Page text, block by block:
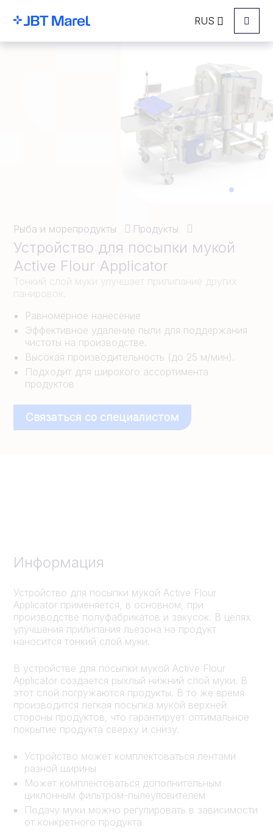
RUS Menu
Рыба и морепродукты Продукты
Устройство для посыпки мукой
Active Flour Applicator
Тонкий слой муки улучшает прилипание других
панировок.
Равномерное нанесение
Эффективное удаление пыли для поддержания
чистоты на производстве.
Высокая производительность (до 25 м/мин).
Подходит для широкого ассортимента
продуктов
Связаться со специалистом
Информация
Устройство для посыпки мукой Active Flour
Applicator применяется, в основном, при
производстве полуфабрикатов и закусок. В целях
улучшения прилипания льезона на продукт
наносится тонкий слой муки.
В устройстве для посыпки мукой Active Flour
Applicator создается рыхлый нижний слой муки. В
этот слой погружаются продукты. В то же время
производится легкая посыпка мукой верхней
стороны продуктов, что гарантирует оптимальное
покрытие продукта сверху и снизу.
Устройство может комплектоваться лентами
разной ширины
Может комплектоваться дополнительным
циклонным фильтром-пылеуловителем
Подачу муки можно регулировать в зависимости
от конкретного продукта